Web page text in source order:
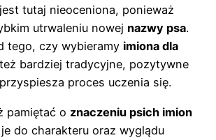
tutaj nieoceniona, ponieważ
utrwaleniu nowej nazwy psa.
tego, czy wybieramy imiona dla
bardziej tradycyjne, pozytywne
proces uczenia się.
pamiętać o znaczeniu psich imion
do charakteru oraz wyglądu